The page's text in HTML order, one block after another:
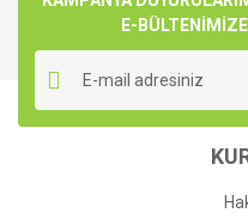
Ürün açıklamasında
Ürün fiyatı diğer
Bu ürüne benzer farklı
E-